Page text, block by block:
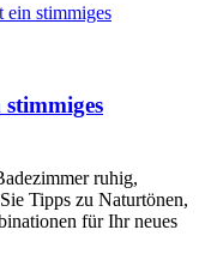
ein stimmiges
ruhig,
Tipps zu Naturtönen,
für Ihr neues